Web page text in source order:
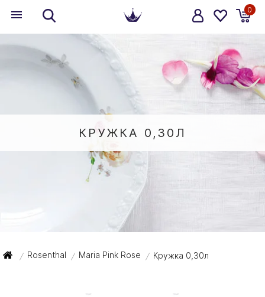
0
КРУЖКА 0,30Л
/ Rosenthal / Maria Pink Rose / Кружка 0,30л